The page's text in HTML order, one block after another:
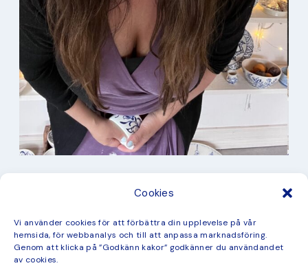
Cookies
Vi använder cookies för att förbättra din upplevelse på vår
hemsida, för webbanalys och till att anpassa marknadsföring.
Genom att klicka på ”Godkänn kakor” godkänner du användandet
av cookies.
Kurser
Måleri
mina favorit recept
Mönster